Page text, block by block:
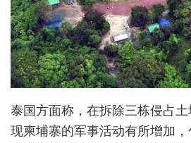
泰国方面称，在拆除三栋侵占
现柬埔寨的军事活动有所增加